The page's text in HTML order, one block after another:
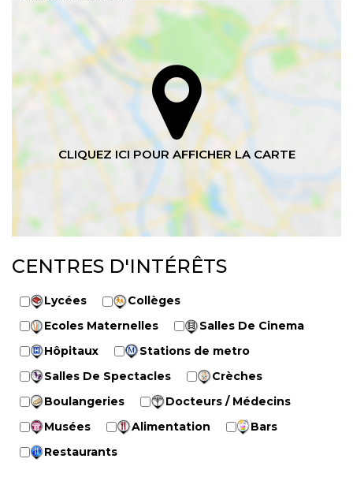
CENTRES D'INTÉRÊTS
Lycées
Collèges
Ecoles Maternelles
Salles De Cinema
Hôpitaux
Stations de metro
Salles De Spectacles
Crèches
Boulangeries
Docteurs / Médecins
Musées
Alimentation
Bars
Restaurants